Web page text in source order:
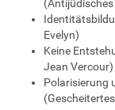
Evelyn)
Keine
Jean Vercour)
Polarisierung